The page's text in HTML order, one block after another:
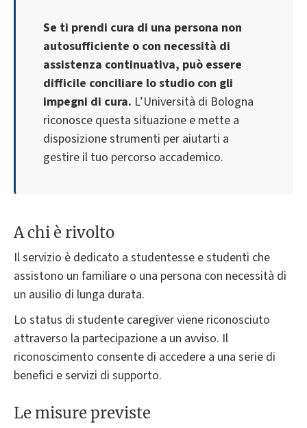
Se ti prendi cura di una persona non
autosufficiente o con necessità di
assistenza continuativa, può essere
difficile conciliare lo studio con gli
impegni di cura. L’Università di Bologna
riconosce questa situazione e mette a
disposizione strumenti per aiutarti a
gestire il tuo percorso accademico.
A chi è rivolto
Il servizio è dedicato a studentesse e studenti che
assistono un familiare o una persona con necessità di
un ausilio di lunga durata.
Lo status di studente caregiver viene riconosciuto
attraverso la partecipazione a un avviso. Il
riconoscimento consente di accedere a una serie di
benefici e servizi di supporto.
Le misure previste